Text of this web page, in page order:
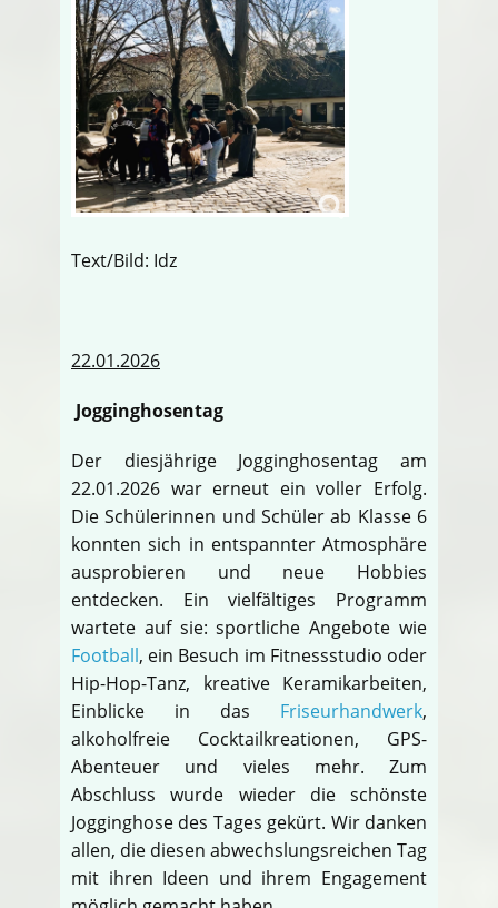
Text/Bild: Idz
22.01.2026
Jogginghosentag
Der diesjährige Jogginghosentag am
22.01.2026 war erneut ein voller Erfolg.
Die Schülerinnen und Schüler ab Klasse 6
konnten sich in entspannter Atmosphäre
ausprobieren und neue Hobbies
entdecken. Ein vielfältiges Programm
wartete auf sie: sportliche Angebote wie
Football, ein Besuch im Fitnessstudio oder
Hip-Hop-Tanz, kreative Keramikarbeiten,
Einblicke in das Friseurhandwerk,
alkoholfreie Cocktailkreationen, GPS-
Abenteuer und vieles mehr. Zum
Abschluss wurde wieder die schönste
Jogginghose des Tages gekürt. Wir danken
allen, die diesen abwechslungsreichen Tag
mit ihren Ideen und ihrem Engagement